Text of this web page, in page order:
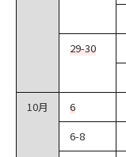
29-30
10月
6
6-8